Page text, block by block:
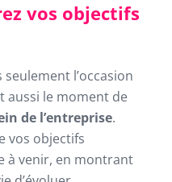
vos objectifs
seulement l’occasion
aussi le moment de
de l’entreprise.
vos objectifs
à venir, en montrant